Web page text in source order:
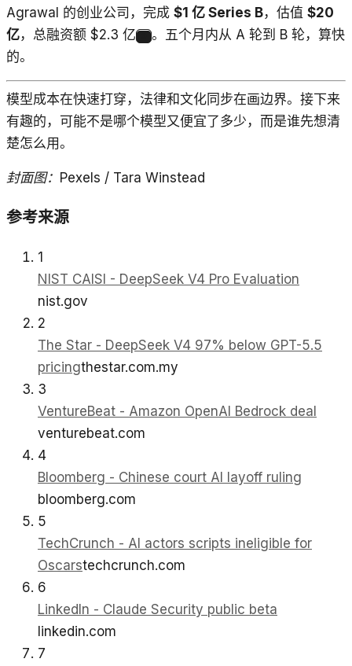
Agrawal 的创业公司，完成 $1 亿 Series B，估值 $20
亿，总融资额 $2.3 亿
。五个月内从 A 轮到 B 轮，算快
的。
模型成本在快速打穿，法律和文化同步在画边界。接下来
有趣的，可能不是哪个模型又便宜了多少，而是谁先想清
楚怎么用。
封面图：Pexels / Tara Winstead
参考来源
1
NIST CAISI - DeepSeek V4 Pro Evaluation
nist.gov
2
The Star - DeepSeek V4 97% below GPT-5.5
pricingthestar.com.my
3
VentureBeat - Amazon OpenAI Bedrock deal
venturebeat.com
4
Bloomberg - Chinese court AI layoff ruling
bloomberg.com
5
TechCrunch - AI actors scripts ineligible for
Oscarstechcrunch.com
6
LinkedIn - Claude Security public beta
linkedin.com
7